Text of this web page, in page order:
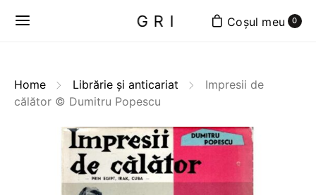
GRI 0
Home Librărie și anticariat
Impresii de
călător © Dumitru Popescu